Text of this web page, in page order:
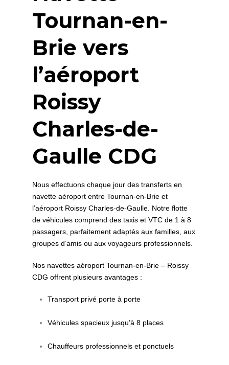
Tournan-en-
Brie vers
l’aéroport
Roissy
Charles-de-
Gaulle CDG
Nous effectuons chaque jour des transferts en
navette aéroport entre Tournan-en-Brie et
l’aéroport Roissy Charles-de-Gaulle. Notre flotte
de véhicules comprend des taxis et VTC de 1 à 8
passagers, parfaitement adaptés aux familles, aux
groupes d’amis ou aux voyageurs professionnels.
Nos navettes aéroport Tournan-en-Brie – Roissy
CDG offrent plusieurs avantages :
Transport privé porte à porte
Véhicules spacieux jusqu’à 8 places
Chauffeurs professionnels et ponctuels